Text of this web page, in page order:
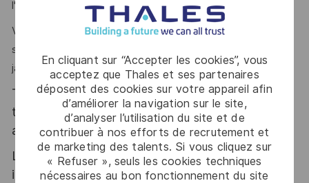
En cliquant sur “Accepter les cookies”, vous
acceptez que Thales et ses partenaires
déposent des cookies sur votre appareil afin
d’améliorer la navigation sur le site,
d’analyser l’utilisation du site et de
contribuer à nos efforts de recrutement et
de marketing des talents. Si vous cliquez sur
« Refuser », seuls les cookies techniques
nécessaires au bon fonctionnement du site
l'accompagnement et au développement de chacun.
Vous êtes passionné(e) par les défis techniques et
souhaitez travailler dans un monde en mouvement sans
jamais vous ennuyer ? Ce poste est pour vous !
Thales, entreprise Handi-Engagée, reconnait
tous les talents. La diversité est notre meilleur
atout. Postulez et rejoignez nous !
Le poste pouvant nécessiter d'accéder à des
informations relevant du secret de la défense